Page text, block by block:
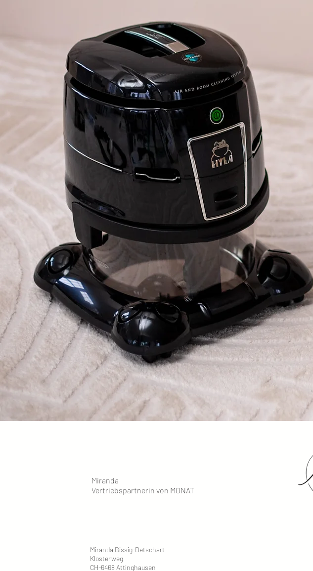
Miranda
Vertriebspartnerin von MONAT
Miranda Bissig-Betschart
Klosterweg
CH-6468 Attinghausen